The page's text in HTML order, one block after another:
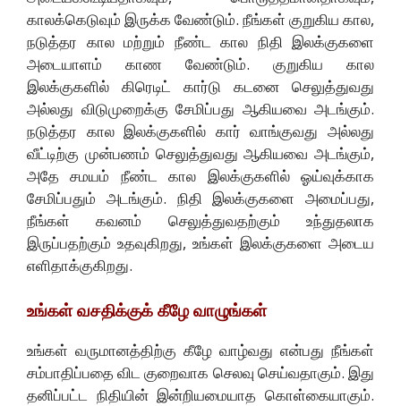
காலக்கெடுவும் இருக்க வேண்டும். நீங்கள் குறுகிய கால,
நடுத்தர கால மற்றும் நீண்ட கால நிதி இலக்குகளை
அடையாளம் காண வேண்டும். குறுகிய கால
இலக்குகளில் கிரெடிட் கார்டு கடனை செலுத்துவது
அல்லது விடுமுறைக்கு சேமிப்பது ஆகியவை அடங்கும்.
நடுத்தர கால இலக்குகளில் கார் வாங்குவது அல்லது
வீட்டிற்கு முன்பணம் செலுத்துவது ஆகியவை அடங்கும்,
அதே சமயம் நீண்ட கால இலக்குகளில் ஓய்வுக்காக
சேமிப்பதும் அடங்கும். நிதி இலக்குகளை அமைப்பது,
நீங்கள் கவனம் செலுத்துவதற்கும் உந்துதலாக
இருப்பதற்கும் உதவுகிறது, உங்கள் இலக்குகளை அடைய
எளிதாக்குகிறது.
உங்கள் வசதிக்குக் கீழே வாழுங்கள்
உங்கள் வருமானத்திற்கு கீழே வாழ்வது என்பது நீங்கள்
சம்பாதிப்பதை விட குறைவாக செலவு செய்வதாகும். இது
தனிப்பட்ட நிதியின் இன்றியமையாத கொள்கையாகும்.